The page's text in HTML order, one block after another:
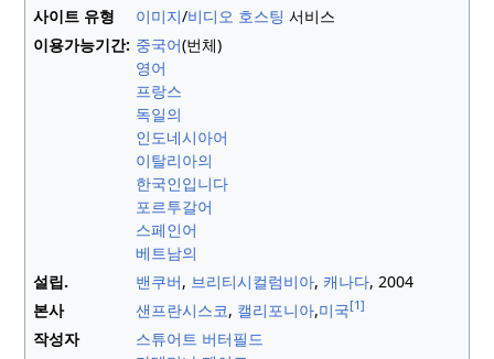
사이트 유형
이미지/비디오 호스팅 서비스
이용가능기간: 중국어(번체)
영어
프랑스
독일의
인도네시아어
이탈리아의
한국인입니다
포르투갈어
스페인어
베트남의
설립.
밴쿠버, 브리티시컬럼비아,캐나다, 2004
본사
샌프란시스코, 캘리포니아,미국[1]
작성자
스튜어트 버터필드